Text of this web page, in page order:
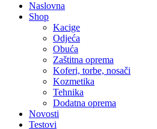
Naslovna
Shop
Kacige
Odjeća
Obuća
Zaštitna oprema
Koferi, torbe, nosači
Kozmetika
Tehnika
Dodatna oprema
Novosti
Testovi